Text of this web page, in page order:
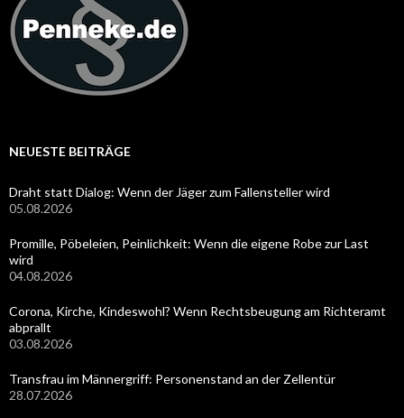
NEUESTE BEITRÄGE
Draht statt Dialog: Wenn der Jäger zum Fallensteller wird
05.08.2026
Promille, Pöbeleien, Peinlichkeit: Wenn die eigene Robe zur Last
wird
04.08.2026
Corona, Kirche, Kindeswohl? Wenn Rechtsbeugung am Richteramt
abprallt
03.08.2026
Transfrau im Männergriff: Personenstand an der Zellentür
28.07.2026